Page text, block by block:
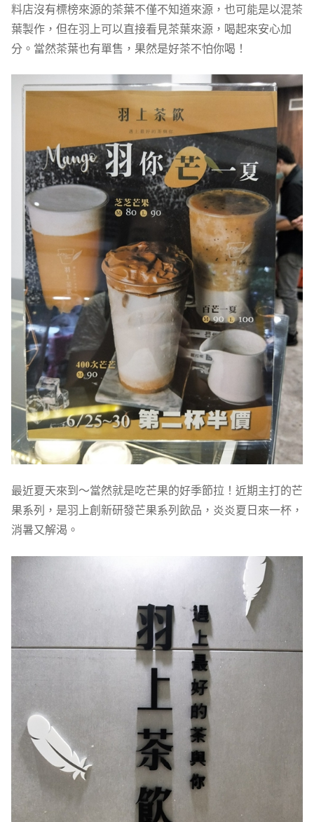
料店沒有標榜來源的茶葉不僅不知道來源，也可能是以混茶
葉製作，但在羽上可以直接看見茶葉來源，喝起來安心加
分。當然茶葉也有單售，果然是好茶不怕你喝！
最近夏天來到～當然就是吃芒果的好季節拉！近期主打的芒
果系列，是羽上創新研發芒果系列飲品，炎炎夏日來一杯，
消暑又解渴。